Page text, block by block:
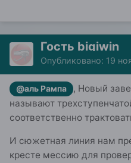
Гость bigiwin
Опубликовано: 19
@аль Рампа
, Новый
называют
соответственно
И сюжетная линия нам
кресте мессию для